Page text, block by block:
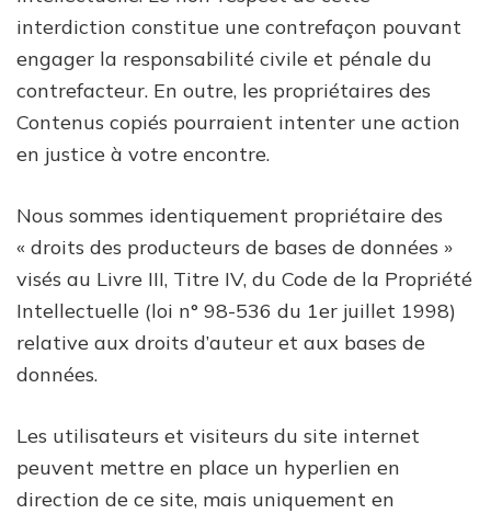
interdiction constitue une contrefaçon pouvant
engager la responsabilité civile et pénale du
contrefacteur. En outre, les propriétaires des
Contenus copiés pourraient intenter une action
en justice à votre encontre.
Nous sommes identiquement propriétaire des
« droits des producteurs de bases de données »
visés au Livre III, Titre IV, du Code de la Propriété
Intellectuelle (loi n° 98-536 du 1er juillet 1998)
relative aux droits d’auteur et aux bases de
données.
Les utilisateurs et visiteurs du site internet
peuvent mettre en place un hyperlien en
direction de ce site, mais uniquement en